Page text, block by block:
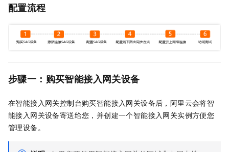
配置流程
步骤一：购买智能接入网关设备
在智能接入网关控制台购买智能接入网关设备后，阿里云会将智
能接入网关设备寄送给您，并创建一个智能接入网关实例方便您
管理设备。